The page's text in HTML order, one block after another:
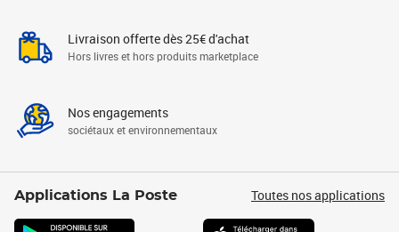
Livraison offerte dès 25€ d'achat
Hors livres et hors produits marketplace
Nos engagements
sociétaux et environnementaux
Applications La Poste Toutes nos applications